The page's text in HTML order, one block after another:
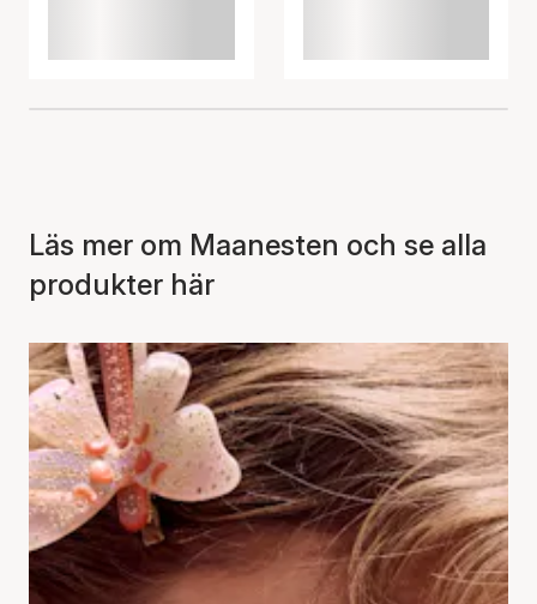
Läs mer om Maanesten och se alla
produkter här